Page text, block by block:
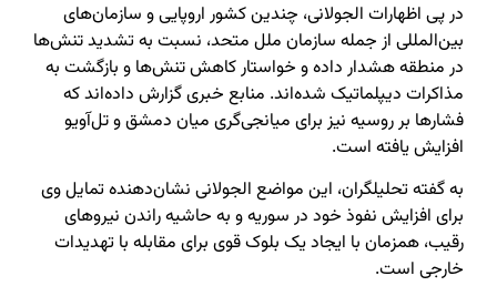
در پی اظهارات الجولانی، چندین کشور اروپایی و سازمان‌های
بین‌المللی از جمله سازمان ملل متحد، نسبت به تشدید تنش‌ها
در منطقه هشدار داده و خواستار کاهش تنش‌ها و بازگشت به
مذاکرات دیپلماتیک شده‌اند. منابع خبری گزارش داده‌اند که
فشارها بر روسیه نیز برای میانجی‌گری میان دمشق و تل‌آویو
افزایش یافته است.
به گفته تحلیلگران، این مواضع الجولانی نشان‌دهنده تمایل وی
برای افزایش نفوذ خود در سوریه و به حاشیه راندن نیروهای
رقیب، همزمان با ایجاد یک بلوک قوی برای مقابله با تهدیدات
خارجی است.